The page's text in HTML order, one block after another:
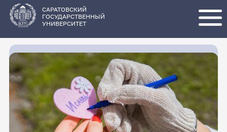
основному
содержанию
САРАТОВСКИЙ
ГОСУДАРСТВЕННЫЙ
УНИВЕРСИТЕТ